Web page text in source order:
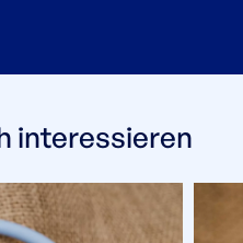
interessieren